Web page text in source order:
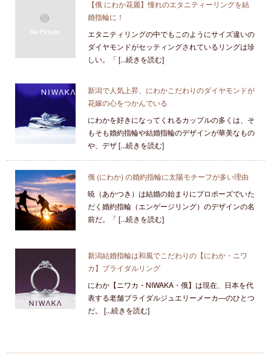
【俄 にわか花麗】憧れのエタニティーリングを結
婚指輪に！
エタニティリングの中でもこのようにサイズ違いの
ダイヤモンドがセッティングされているリングは珍
しい。「 [...続きを読む]
新潟で人気上昇、にわかこだわりのダイヤモンドが
花嫁の心をつかんでいる
にわかを好きになってくれるカップルの多くは、そ
もそも婚約指輪や結婚指輪のデザインが華美なもの
や、デザ [...続きを読む]
俄 (にわか) の婚約指輪に太陽モチーフが多い理由
暁（あかつき）は結婚の始まりにプロポーズでいた
だく婚約指輪（エンゲージリング）のデザインの名
前だ。「 [...続きを読む]
新潟結婚指輪は和風でこだわりの【にわか・ニワ
カ】ブライダルリング
にわか【ニワカ・NIWAKA・俄】は現在、日本を代
表する老舗ブライダルジュエリーメーカ―のひとつ
だ。 [...続きを読む]